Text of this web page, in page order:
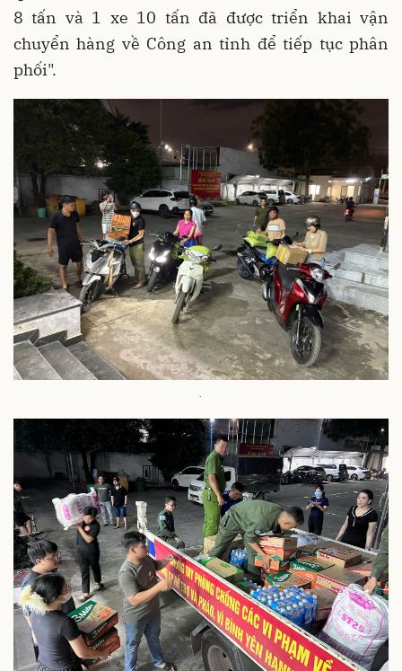
8 tấn và 1 xe 10 tấn đã được triển khai vận
chuyển hàng về Công an tỉnh để tiếp tục phân
phối".